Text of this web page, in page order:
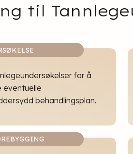
til
for å
eventuelle
behandlingsplan.